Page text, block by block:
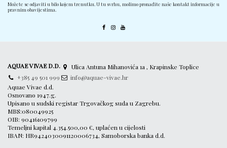
Možete se odjaviti u bilo kojem trenutku. U tu svrhu, molimo pronađite naše kontakt informacije u
pravnim obavijestima.
AQUAE VIVAE D.D.
Ulica Antuna Mihanovića 1a , Krapinske Toplice
+385 49 501 999
info@aquae-vivae.hr
Aquae Vivae d.d.
Osnovano 1947.g.
Upisano u sudski registar Trgovačkog suda u Zagrebu.
MBS:080049925
OIB: 90416109799
Temeljni kapital 4.354.500,00 €, uplaćen u cijelosti
IBAN: HR9424030091120006734, Samoborska banka d.d.